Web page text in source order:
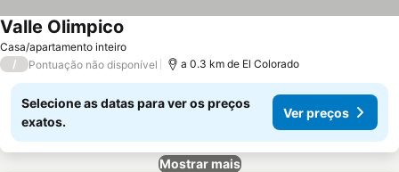
Casa/apartamento inteiro
Valle Olimpico
/ Pontuação não disponível a 0.3 km de El Colorado
Selecione as datas para ver os preços
exatos.
Ver preços
Mostrar mais